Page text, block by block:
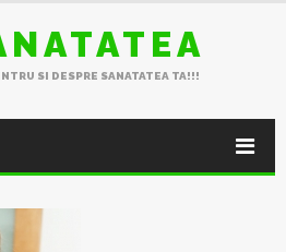
SI DESPRE SANATATEA TA!!!